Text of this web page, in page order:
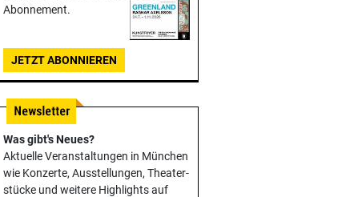
Abonnement.
JETZT ABONNIEREN
Was gibt's Neues?
Aktuelle Veranstaltungen in München
wie Konzerte, Ausstellungen, Theater­
stücke und weitere Highlights auf